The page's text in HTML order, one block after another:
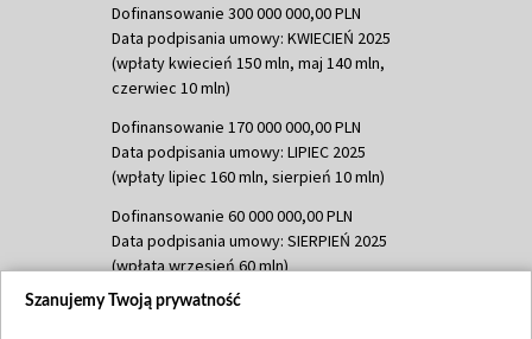
Dofinansowanie 300 000 000,00 PLN
Data podpisania umowy: KWIECIEŃ 2025
(wpłaty kwiecień 150 mln, maj 140 mln,
czerwiec 10 mln)
Dofinansowanie 170 000 000,00 PLN
Data podpisania umowy: LIPIEC 2025
(wpłaty lipiec 160 mln, sierpień 10 mln)
Dofinansowanie 60 000 000,00 PLN
Data podpisania umowy: SIERPIEŃ 2025
(wpłata wrzesień 60 mln)
Dofinansowanie 635 783 051,21 PLN
Szanujemy Twoją prywatność